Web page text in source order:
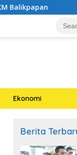
Dahlia
Ekonomi
Berita